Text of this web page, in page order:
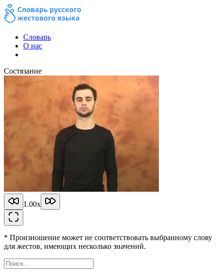
Словарь
О нас
Состязание
1.00x
* Произношение может не соответствовать выбранному слову
для жестов, имеющих несколько значений.